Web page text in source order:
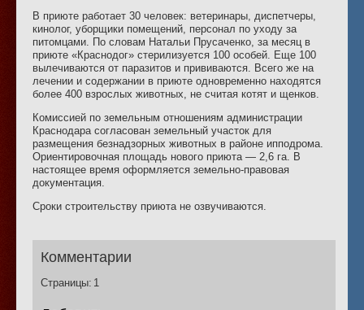
В приюте работает 30 человек: ветеринары, диспетчеры,
кинолог, уборщики помещений, персонал по уходу за
питомцами. По словам Натальи Прусаченко, за месяц в
приюте «Краснодог» стерилизуется 100 особей. Еще 100
вылечиваются от паразитов и прививаются. Всего же на
лечении и содержании в приюте одновременно находятся
более 400 взрослых животных, не считая котят и щенков.
Комиссией по земельным отношениям администрации
Краснодара согласован земельный участок для
размещения безнадзорных животных в районе ипподрома.
Ориентировочная площадь нового приюта — 2,6 га. В
настоящее время оформляется земельно-правовая
документация.
Сроки строительству приюта не озвучиваются.
Комментарии
Страницы: 1